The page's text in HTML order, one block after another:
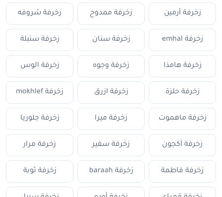
زخرفة أرمين زخرفة ممدوح زخرفة شروفه
زخرفة emhal زخرفة سنان زخرفة سنبلة
زخرفة هامذا زخرفة وجوه زخرفة الوس
زخرفة حلزة زخرفة ازرق زخرفة mokhlef
زخرفة ماهموت زخرفة ميرا زخرفة جلوريا
زخرفة آكجون زخرفة سفير زخرفة مرار
زخرفة فاطمة زخرفة baraah زخرفة ثوبة